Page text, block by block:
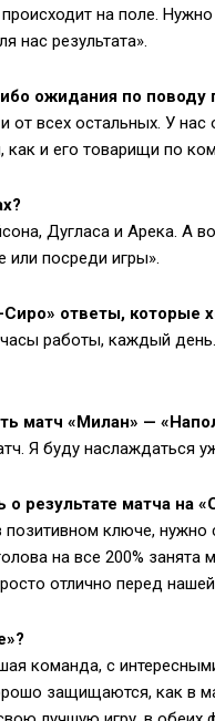
на поле.
нас результата».
ожидания по поводу
от всех остальных. У
как и его товарищи по
Дугласа и Арека. А
или посреди игры».
ответы, которые
часы работы, каждый
матч «Милан» —
Я буду наслаждаться
результате матча на
ключе, нужно
на все 200%
отлично перед
команда, с
защищаются, как в